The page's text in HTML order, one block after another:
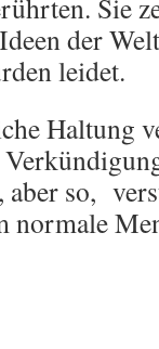
Sie
der
leidet.
Haltung
aber so,